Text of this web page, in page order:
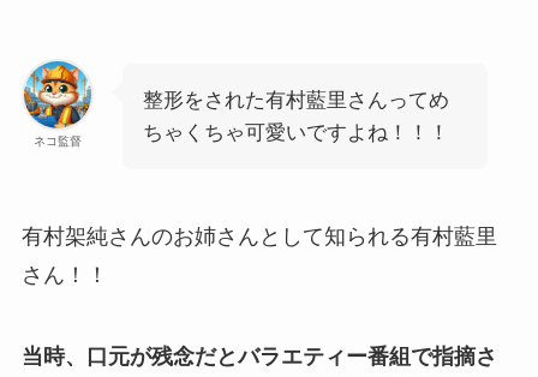
ネコ監督
整形をされた有村藍里さんってめ
ちゃくちゃ可愛いですよね！！！
有村架純さんのお姉さんとして知られる有村藍里
さん！！
当時、口元が残念だとバラエティー番組で指摘さ